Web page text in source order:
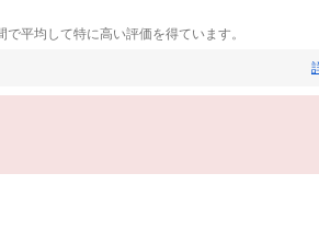
平均して特に高い評価を得ています。